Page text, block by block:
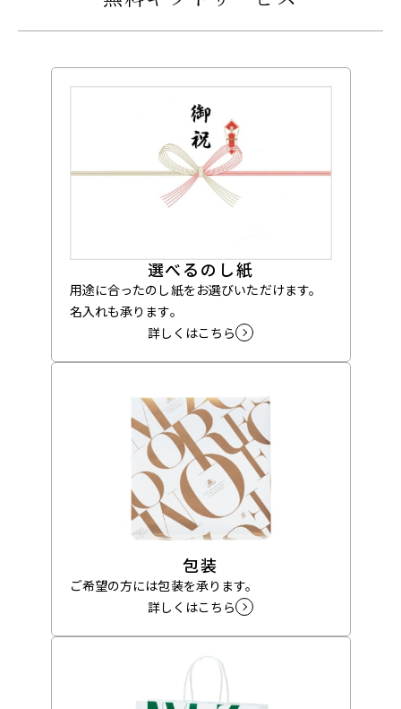
選べるのし紙
用途に合ったのし紙をお選びいただけます。
名入れも承ります。
詳しくはこちら
包装
ご希望の方には包装を承ります。
詳しくはこちら